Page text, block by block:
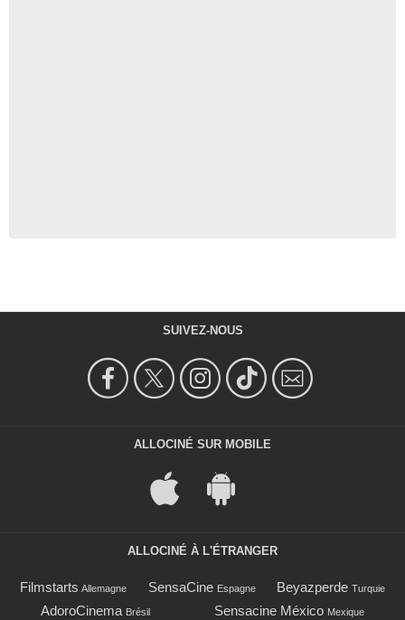
SUIVEZ-NOUS
ALLOCINÉ SUR MOBILE
ALLOCINÉ À L'ÉTRANGER
Filmstarts Allemagne SensaCine Espagne Beyazperde Turquie
AdoroCinema Brésil Sensacine México Mexique